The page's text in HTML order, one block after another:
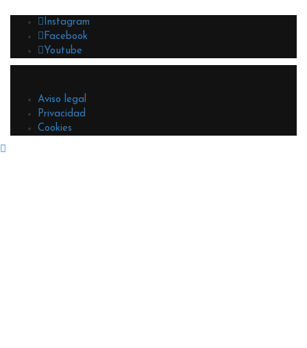
Instagram
Facebook
Youtube
Aviso legal
Privacidad
Cookies